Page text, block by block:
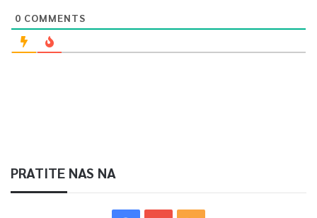
0 COMMENTS
PRATITE NAS NA